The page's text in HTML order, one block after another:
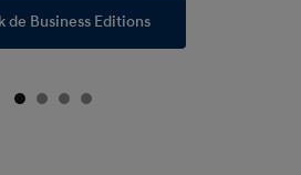
de Business Editions